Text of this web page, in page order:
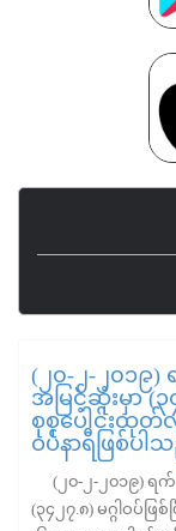
(၂၀-၂-၂၀၁၉
အမြင့်ဆုံးမှာ (၃
စုစုပေါင်းထုတ်
ဝပ်နာရီဖြစ်ပါ
(၂၀-၂-၂၀၁၉) ရ
(၃၄၂၇.၈) မဂ္ဂါဝပ်